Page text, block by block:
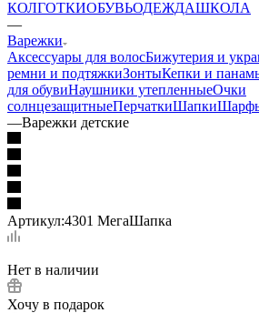
КОЛГОТКИОБУВЬОДЕЖДАШКОЛА
—
Варежки
Аксессуары для волосБижутерия и
ремни и подтяжкиЗонтыКепки и
для обувиНаушники утепленныеОчки
солнцезащитныеПерчаткиШапки
—Варежки детские
Артикул:4301 МегаШапка
Нет в наличии
Хочу в подарок